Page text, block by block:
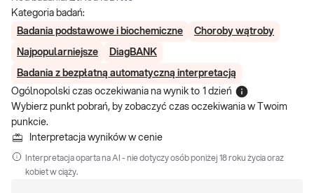
Kategoria badań:
Badania podstawowe i biochemiczne
Choroby wątroby
Najpopularniejsze DiagBANK
Badania z bezpłatną automatyczną interpretacją
Ogólnopolski czas oczekiwania na wynik to 1 dzień
Wybierz punkt pobrań, by zobaczyć czas oczekiwania w Twoim
punkcie.
Interpretacja wyników w cenie
Interpretacja oparta na AI - nie dotyczy osób poniżej 18 roku życia oraz
kobiet w ciąży.